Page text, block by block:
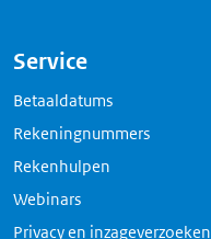
Service
Betaaldatums
Rekeningnummers
Rekenhulpen
Webinars
Privacy en inzageverzoeken